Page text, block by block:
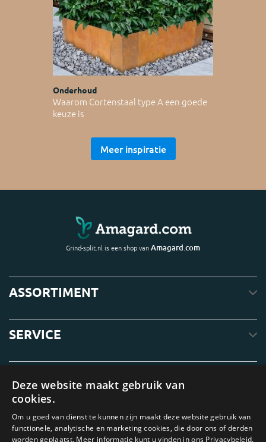
Onderhoud
Waarom Cortenstaal type A een goede
keuze is
Meer inspiratie
Grind-split.nl is een shop vanAmagard.com
ASSORTIMENT
SERVICE
Deze website maakt gebruik van
cookies.
Om u goed van dienst te kunnen zijn maakt deze website gebruik van
functionele, analytische en marketing cookies, die door ons of derden
worden geplaatst. Meer informatie kunt u vinden in ons Privacybeleid.